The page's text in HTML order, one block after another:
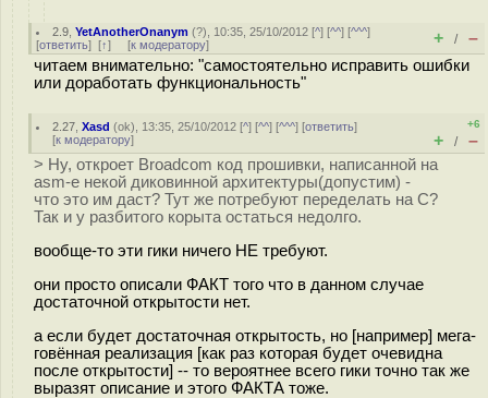
2.9 ,YetAnotherOnanym (?), 10:35, 25/10/2012 [^] [^^] [^^^]
[ответить] [↑] [к модератору] + / –
читаем внимательно: "самостоятельно исправить ошибки
или доработать функциональность"
2.27 ,Xasd (ok), 13:35, 25/10/2012 [^] [^^] [^^^] [ответить]
[к модератору]
+6
+ / –
> Ну, откроет Broadcom код прошивки, написанной на
asm-е некой диковинной архитектуры(допустим) -
что это им даст? Тут же потребуют переделать на С?
Так и у разбитого корыта остаться недолго.
вообще-то эти гики ничего НЕ требуют.
они просто описали ФАКТ того что в данном случае
достаточной открытости нет.
а если будет достаточная открытость, но [например] мега-
говённая реализация [как раз которая будет очевидна
после открытости] -- то вероятнее всего гики точно так же
выразят описание и этого ФАКТА тоже.